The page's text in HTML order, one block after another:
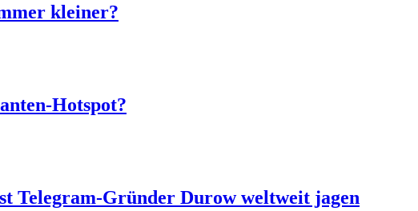
kleiner?
Hotspot?
Telegram-Gründer Durow weltweit jagen